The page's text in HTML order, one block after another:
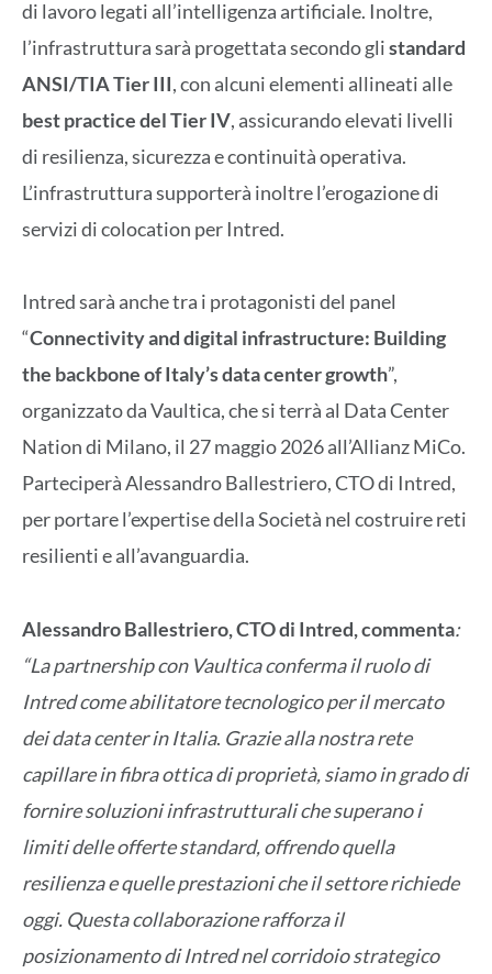
di lavoro legati all’intelligenza artificiale. Inoltre,
l’infrastruttura sarà progettata secondo glistandard
ANSI/TIA Tier III, con alcuni elementi allineati alle
best practice del Tier IV, assicurando elevati livelli
di resilienza, sicurezza e continuità operativa.
L’infrastruttura supporterà inoltre l’erogazione di
servizi di colocation per Intred.
Intred sarà anche tra i protagonisti del panel
“Connectivity and digital infrastructure: Building
the backbone of Italy’s data center growth”,
organizzato da Vaultica, che si terrà al Data Center
Nation di Milano, il 27 maggio 2026 all’Allianz MiCo.
Parteciperà Alessandro Ballestriero, CTO di Intred,
per portare l’expertise della Società nel costruire reti
resilienti e all’avanguardia.
Alessandro Ballestriero, CTO di Intred, commenta:
“La partnership con Vaultica conferma il ruolo di
Intred come abilitatore tecnologico per il mercato
dei data center in Italia. Grazie alla nostra rete
capillare in fibra ottica di proprietà, siamo in grado di
fornire soluzioni infrastrutturali che superano i
limiti delle offerte standard, offrendo quella
resilienza e quelle prestazioni che il settore richiede
oggi. Questa collaborazione rafforza il
posizionamento di Intred nel corridoio strategico